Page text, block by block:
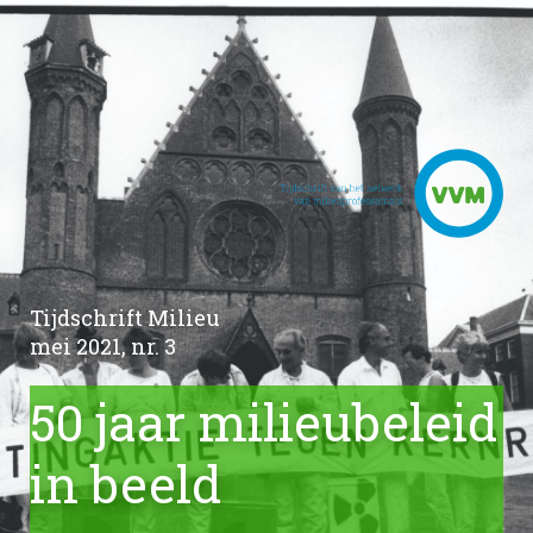
Tijdschrift Milieu
mei 2021, nr. 3
50 jaar milieubeleid
in beeld